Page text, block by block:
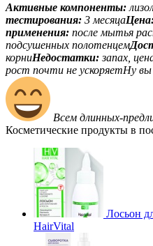
Активные компоненты:
тестирования: 3 месяца
применения: после мытья
подсушенных полотенцем
корниНедостатки:запах,
рост почти не ускоряетНу
Всем длинных-
Косметические продукты в
Лосьон
HairVital